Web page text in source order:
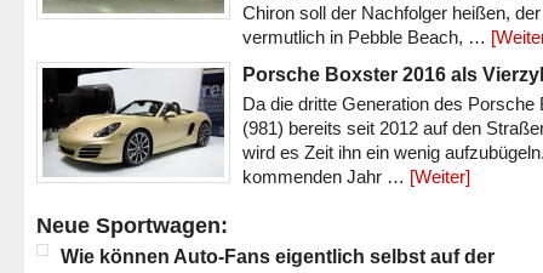
Chiron soll der Nachfolger heißen, der
vermutlich in Pebble Beach, …
Porsche Boxster 2016 als
Da die dritte Generation des Porsche
(981) bereits seit 2012 auf den
wird es Zeit ihn ein wenig
kommenden Jahr … [Weiter]
Neue Sportwagen:
Wie können Auto-Fans eigentlich selbst auf der